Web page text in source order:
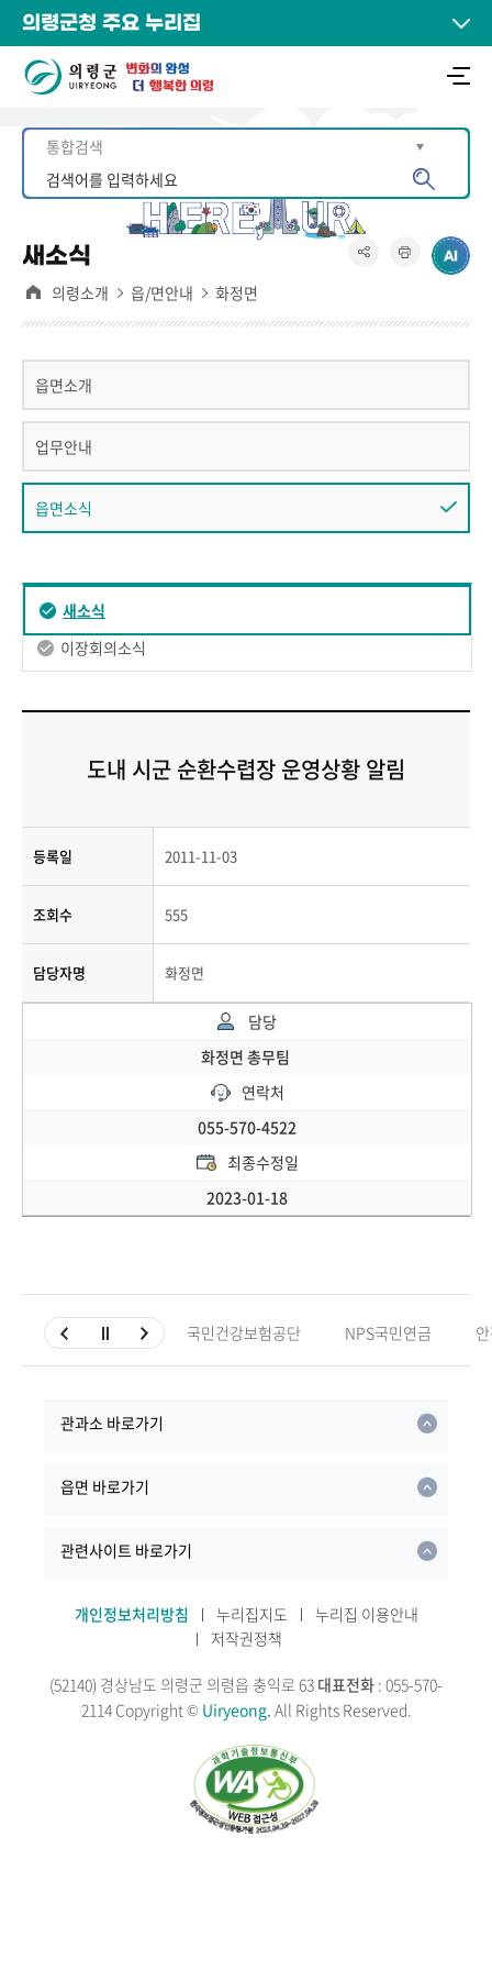
의령군청 주요 누리집
새소식
의령소개 읍/면안내 화정면
읍면소개
업무안내
읍면소식
새소식
이장회의소식
도내 시군 순환수렵장 운영상황 알림
등록일 2011-11-03
조회수 555
담당자명 화정면
담당
화정면 총무팀
연락처
055-570-4522
최종수정일
2023-01-18
국민건강보험공단 NPS국민연금
관과소 바로가기
읍면 바로가기
관련사이트 바로가기
개인정보처리방침 누리집지도
누리집 이용안내
저작권정책
(52140) 경상남도 의령군 의령읍 충익로 63 대표전화 : 055-570-
2114 Copyright © Uiryeong. All Rights Reserved.